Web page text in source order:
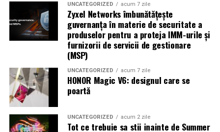
Mai multe detalii, imagini de la filmări, fragmente din
film, declarații din partea actorilor și informații despre
concursuri sunt disponibile pe paginile social media ale
Facebook,Instagram,TikTok .
Adrian Pădurețu semnează imaginea filmului. De sunet
s-a ocupat Bogdan Ivanovici, de scenografie Anca
Miron, iar de costume Francisca Vass.
„În Pielea Mea”este un film produs de: CB MOTION
PICTURES.
UNCATEGORIZED acum 7 zile
Zyxel Networks îmbunătățește
guvernanța în materie de securitate a
produselor pentru a proteja IMM-urile și
furnizorii de servicii de gestionare
(MSP)
UNCATEGORIZED acum 7 zile
HONOR Magic V6: designul care se
poartă
UNCATEGORIZED acum 2 zile
Tot ce trebuie sa stii inainte de Summer